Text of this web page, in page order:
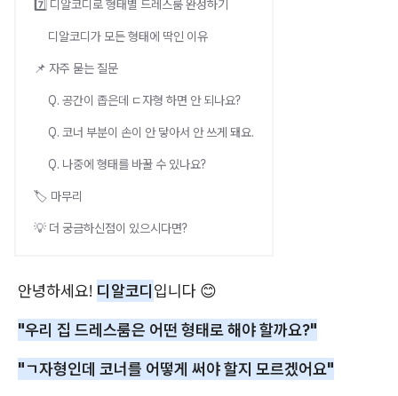
7️⃣ 디알코디로 형태별 드레스룸 완성하기
디알코디가 모든 형태에 딱인 이유
📌 자주 묻는 질문
Q. 공간이 좁은데 ㄷ자형 하면 안 되나요?
Q. 코너 부분이 손이 안 닿아서 안 쓰게 돼요.
Q. 나중에 형태를 바꿀 수 있나요?
🏷️ 마무리
💡 더 궁금하신점이 있으시다면?
안녕하세요! 디알코디입니다 😊
"우리 집 드레스룸은 어떤 형태로 해야 할까요?"
"ㄱ자형인데 코너를 어떻게 써야 할지 모르겠어요"